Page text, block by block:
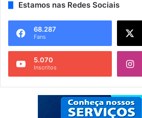
Estamos nas Redes Sociais
68.287
Fans
5.070
Inscritos